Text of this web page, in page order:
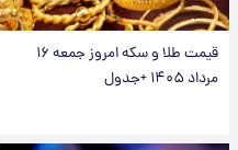
قیمت طلا و سکه امروز جمعه ۱۶
مرداد ۱۴۰۵ +جدول